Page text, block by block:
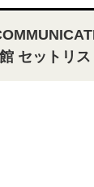
セットリス